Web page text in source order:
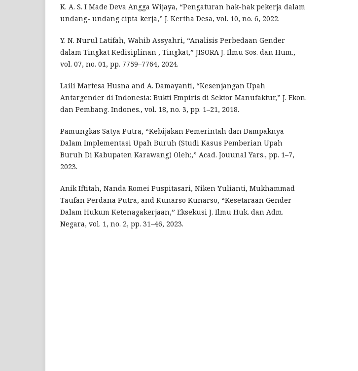
K. A. S. I Made Deva Angga Wijaya, “Pengaturan hak-hak pekerja dalam
undang- undang cipta kerja,” J. Kertha Desa, vol. 10, no. 6, 2022.
Y. N. Nurul Latifah, Wahib Assyahri, “Analisis Perbedaan Gender
dalam Tingkat Kedisiplinan , Tingkat,” JISORA J. Ilmu Sos. dan Hum.,
vol. 07, no. 01, pp. 7759–7764, 2024.
Laili Martesa Husna and A. Damayanti, “Kesenjangan Upah
Antargender di Indonesia: Bukti Empiris di Sektor Manufaktur,” J. Ekon.
dan Pembang. Indones., vol. 18, no. 3, pp. 1–21, 2018.
Pamungkas Satya Putra, “Kebijakan Pemerintah dan Dampaknya
Dalam Implementasi Upah Buruh (Studi Kasus Pemberian Upah
Buruh Di Kabupaten Karawang) Oleh:,” Acad. Jouunal Yars., pp. 1–7,
2023.
Anik Iftitah, Nanda Romei Puspitasari, Niken Yulianti, Mukhammad
Taufan Perdana Putra, and Kunarso Kunarso, “Kesetaraan Gender
Dalam Hukum Ketenagakerjaan,” Eksekusi J. Ilmu Huk. dan Adm.
Negara, vol. 1, no. 2, pp. 31–46, 2023.